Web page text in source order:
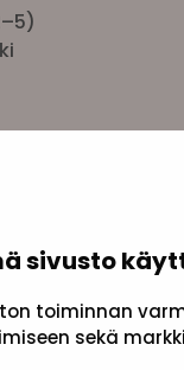
sivusto
toiminnan
sekä